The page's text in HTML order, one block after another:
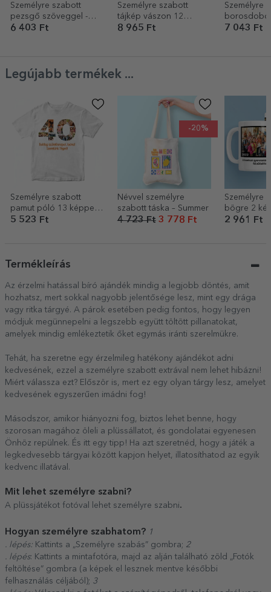
Személyre szabott
pezsgő szöveggel -
Egészségünkre...
6 403 Ft
Személyre szabott
tájkép vászon 12
fotóval, 43-as
8 965 Ft
Személyre
7 043 Ft
Legújabb termékek ...
Személyre szabott
pamut póló 13 képpel
és üzenettel – 40 éves
5 523 Ft
-20%
Névvel személyre
szabott táska – Summer
4 723 Ft3 778 Ft
Személyre
bögre 2
szöveggel
2 961 Ft
Termékleírás
Az érzelmi hatással bíró ajándék mindig a legjobb döntés, amit
hozhatsz, mert sokkal nagyobb jelentősége lesz, mint egy drága
vagy ritka tárgyé. A párok esetében pedig fontos, hogy legyen
módjuk megünnepelni a legszebb együtt töltött pillanatokat,
amelyek mindig emlékeztetik őket egymás iránti szerelmükre.
Tehát, ha szeretne egy érzelmileg hatékony ajándékot adni
kedvesének, ezzel a személyre szabott extrával nem lehet hibázni!
Miért válassza ezt? Először is, mert ez egy olyan tárgy lesz, amelyet
kedvesének egyszerűen imádni fog!
Másodszor, amikor hiányozni fog, biztos lehet benne, hogy
szorosan magához öleli a plüssállatot, és gondolatai egyenesen
Önhöz repülnek. És itt egy tipp! Ha azt szeretnéd, hogy a játék a
legkedvesebb tárgyai között kapjon helyet, illatosíthatod az egyik
kedvenc illatával.
Mit lehet személyre szabni?
A plüssjátékot fotóval lehet személyre szabni.
Hogyan személyre szabhatom? 1
. lépés: Kattints a „Személyre szabás” gombra; 2
. lépés: Kattints a mintafotóra, majd az alján található zöld „Fotók
feltöltése” gombra (a képek el lesznek mentve későbbi
felhasználás céljából); 3